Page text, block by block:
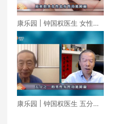
康乐园 | 钟国权医生 女性也
有性功能障碍
康乐园 | 钟国权医生 五分之